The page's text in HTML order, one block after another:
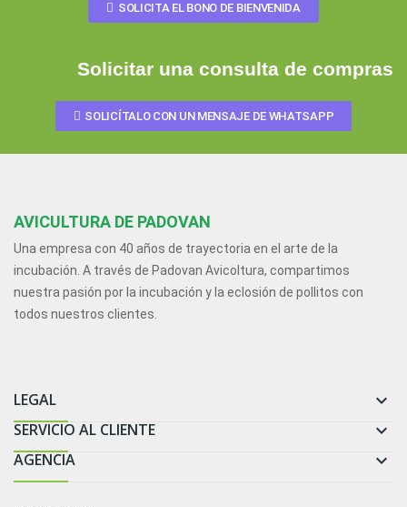
SOLICITA EL BONO DE BIENVENIDA
Solicitar una consulta de compras
SOLICÍTALO CON UN MENSAJE DE WHATSAPP
AVICULTURA DE PADOVAN
Una empresa con 40 años de trayectoria en el arte de la
incubación. A través de Padovan Avicoltura, compartimos
nuestra pasión por la incubación y la eclosión de pollitos con
todos nuestros clientes.
LEGAL 
SERVICIO AL CLIENTE 
AGENCIA 